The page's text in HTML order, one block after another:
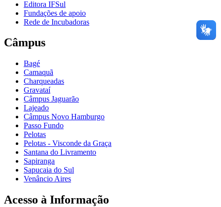
Editora IFSul
Fundações de apoio
Rede de Incubadoras
Câmpus
Bagé
Camaquã
Charqueadas
Gravataí
Câmpus Jaguarão
Lajeado
Câmpus Novo Hamburgo
Passo Fundo
Pelotas
Pelotas - Visconde da Graça
Santana do Livramento
Sapiranga
Sapucaia do Sul
Venâncio Aires
Acesso à Informação